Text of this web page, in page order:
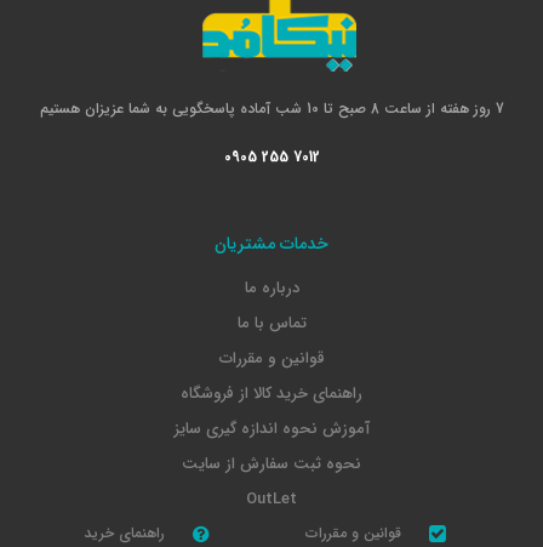
7 روز هفته از ساعت 8 صبح تا 10 شب آماده پاسخگویی به شما عزیزان هستیم
0905 255 7012
خدمات مشتریان
درباره ما
تماس با ما
قوانین و مقررات
راهنمای خرید کالا از فروشگاه
آموزش نحوه اندازه گیری سایز
نحوه ثبت سفارش از سایت
OutLet
قوانین و مقررات راهنمای خرید